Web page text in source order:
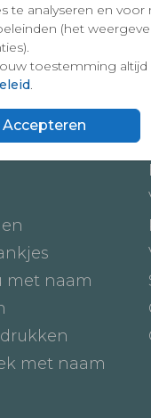
te analyseren en
(het
toestemming
Accepteren
met naam
met naam